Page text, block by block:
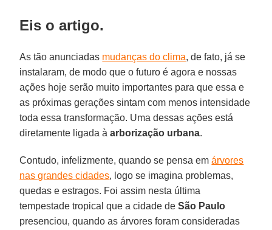
Eis o artigo.
As tão anunciadas mudanças do clima, de fato, já se
instalaram, de modo que o futuro é agora e nossas
ações hoje serão muito importantes para que essa e
as próximas gerações sintam com menos intensidade
toda essa transformação. Uma dessas ações está
diretamente ligada àarborização urbana.
Contudo, infelizmente, quando se pensa emárvores
nas grandes cidades, logo se imagina problemas,
quedas e estragos. Foi assim nesta última
tempestade tropical que a cidade deSão Paulo
presenciou, quando as árvores foram consideradas